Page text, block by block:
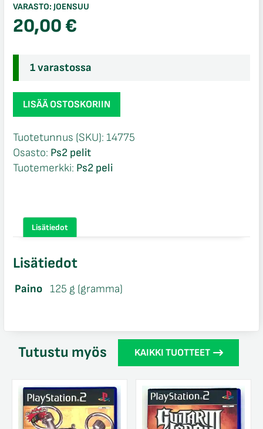
VARASTO: JOENSUU
20,00€
1 varastossa
Jak
3
määrä
LISÄÄ OSTOSKORIIN
Tuotetunnus (SKU): 14775
Osasto: Ps2 pelit
Tuotemerkki: Ps2 peli
Lisätiedot
Lisätiedot
Paino 125 g (gramma)
Tutustu myös KAIKKI TUOTTEET